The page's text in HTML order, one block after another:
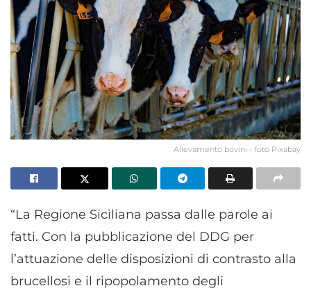
Allevamento bovini - foto Pixabay
“La Regione Siciliana passa dalle parole ai
fatti. Con la pubblicazione del DDG per
l’attuazione delle disposizioni di contrasto alla
brucellosi e il ripopolamento degli